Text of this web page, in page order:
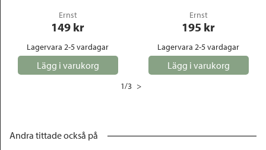
Ernst
149 kr
Lagervara 2-5 vardagar
Lägg i varukorg
Ernst
195 kr
Lagervara 2-5 vardagar
Lägg i varukorg
1/3 >
Andra tittade också på